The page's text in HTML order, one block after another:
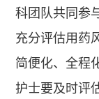
科团队共同参
充分评估用药
简便化、全程
护士要及时评